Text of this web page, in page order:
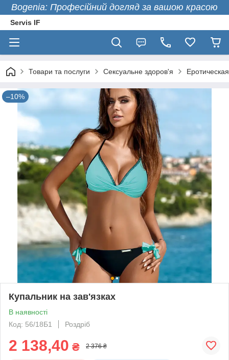
Bogenia: Професійний догляд за вашою красою
Servis IF
Товари та послуги Сексуальне здоров'я
–10%
Купальник на зав'язках
В наявності
Код: 56/18Б1
Роздріб
2 138,40 ₴ 2 376 ₴